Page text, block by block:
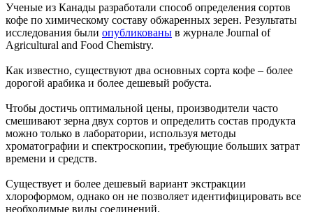
Ученые из Канады разработали способ определения сортов
кофе по химическому составу обжаренных зерен. Результаты
исследования были опубликованы в журнале Journal of
Agricultural and Food Chemistry.
Как известно, существуют два основных сорта кофе – более
дорогой арабика и более дешевый робуста.
Чтобы достичь оптимальной цены, производители часто
смешивают зерна двух сортов и определить состав продукта
можно только в лаборатории, используя методы
хроматографии и спектроскопии, требующие больших затрат
времени и средств.
Существует и более дешевый вариант экстракции
хлороформом, однако он не позволяет идентифицировать все
необходимые виды соединений.